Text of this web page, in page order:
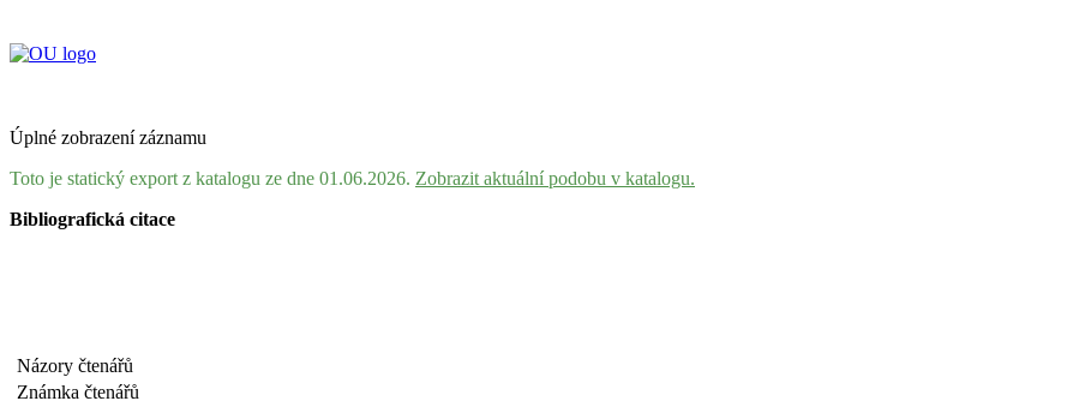
Úplné zobrazení záznamu
Toto je statický export z katalogu ze dne 01.06.2026. Zobrazit aktuální podobu v katalogu.
Bibliografická citace
Názory čtenářů
Známka čtenářů